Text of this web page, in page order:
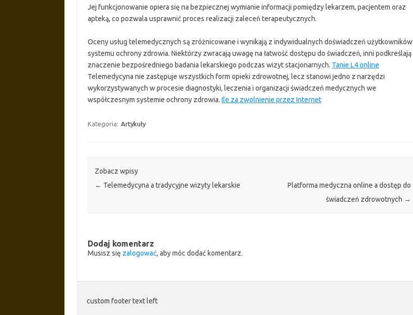
Jej funkcjonowanie opiera się na bezpiecznej wymianie informacji pomiędzy lekarzem, pacjentem oraz
apteką, co pozwala usprawnić proces realizacji zaleceń terapeutycznych.
Oceny usług telemedycznych są zróżnicowane i wynikają z indywidualnych doświadczeń użytkowników
systemu ochrony zdrowia. Niektórzy zwracają uwagę na łatwość dostępu do świadczeń, inni podkreślają
znaczenie bezpośredniego badania lekarskiego podczas wizyt stacjonarnych. Tanie L4 online
Telemedycyna nie zastępuje wszystkich form opieki zdrowotnej, lecz stanowi jedno z narzędzi
wykorzystywanych w procesie diagnostyki, leczenia i organizacji świadczeń medycznych we
współczesnym systemie ochrony zdrowia. Ile za zwolnienie przez Internet
Kategoria: Artykuły
Zobacz wpisy
← Telemedycyna a tradycyjne wizyty lekarskie
Platforma medyczna online a dostęp do
świadczeń zdrowotnych →
Dodaj komentarz
Musisz się zalogować, aby móc dodać komentarz.
custom footer text left